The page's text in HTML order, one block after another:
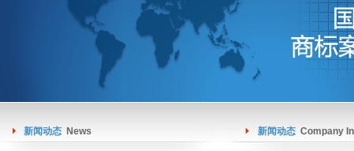
新闻动态 News 新闻动态 Company